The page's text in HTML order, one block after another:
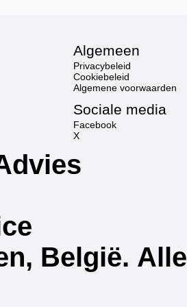
België. Alle
Algemeen
Privacybeleid
Cookiebeleid
Algemene voorwaarden
Sociale media
Facebook
X